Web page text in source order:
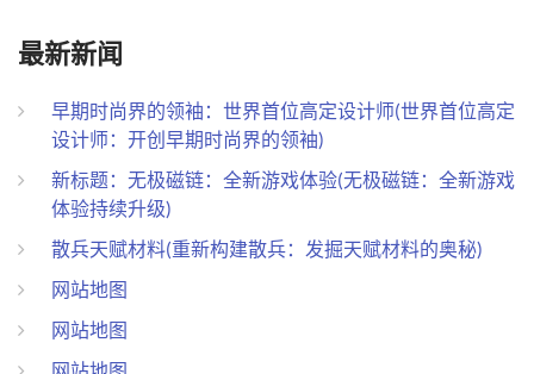
最新新闻
早期时尚界的领袖：世界首位高定设计师(世界首位高定
设计师：开创早期时尚界的领袖)
新标题：无极磁链：全新游戏体验(无极磁链：全新游戏
体验持续升级)
散兵天赋材料(重新构建散兵：发掘天赋材料的奥秘)
网站地图
网站地图